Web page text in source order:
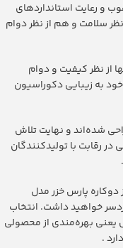
و رعایت استانداردهای
سلامت و هم از نظر دوام
از نظر کیفیت و دوام
به زیبایی دکوراسیون
شده‌اند و نهایت تلاش
رقابت با تولیدکنندگان
پارس خزر مدل
خواهید داشت. انتخاب
یعنی بهره‌مندی از محصولی
.